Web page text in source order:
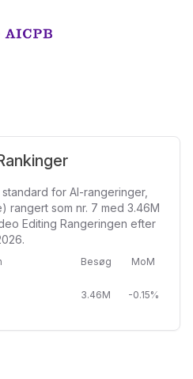
for AI-rangeringer,
rangert som nr. 7 med 3.46M
Editing Rangeringen efter
Besøg MoM
3.46M -0.15%